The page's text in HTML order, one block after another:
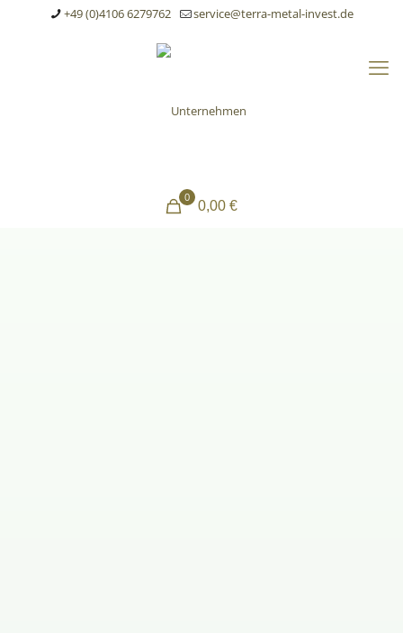
+49 (0)4106 6279762 service@terra-metal-invest.de
0
0,00 €